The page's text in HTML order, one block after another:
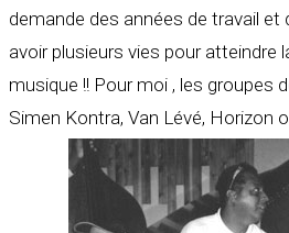
demande des années de travail et
avoir plusieurs vies pour atteindre
musique !! Pour moi , les groupes
Simen Kontra, Van Lévé, Horizon